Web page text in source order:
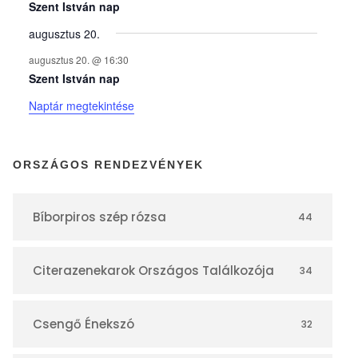
y
e
k
n
a
á
Szent István nap
augusztus 20.
augusztus 20. @ 16:30
Szent István nap
Naptár megtekintése
ORSZÁGOS RENDEZVÉNYEK
Bíborpiros szép rózsa 44
Citerazenekarok Országos Találkozója 34
Csengő Énekszó 32